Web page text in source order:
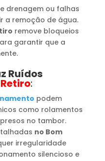
drenagem ou falhas
a remoção de água.
remove bloqueios
garantir que a
Ruídos
:
podem
como rolamentos
no tambor.
no Bom
irregularidade
silencioso e